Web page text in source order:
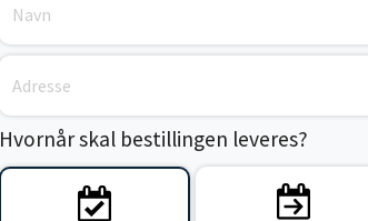
Hvornår skal bestillingen leveres?